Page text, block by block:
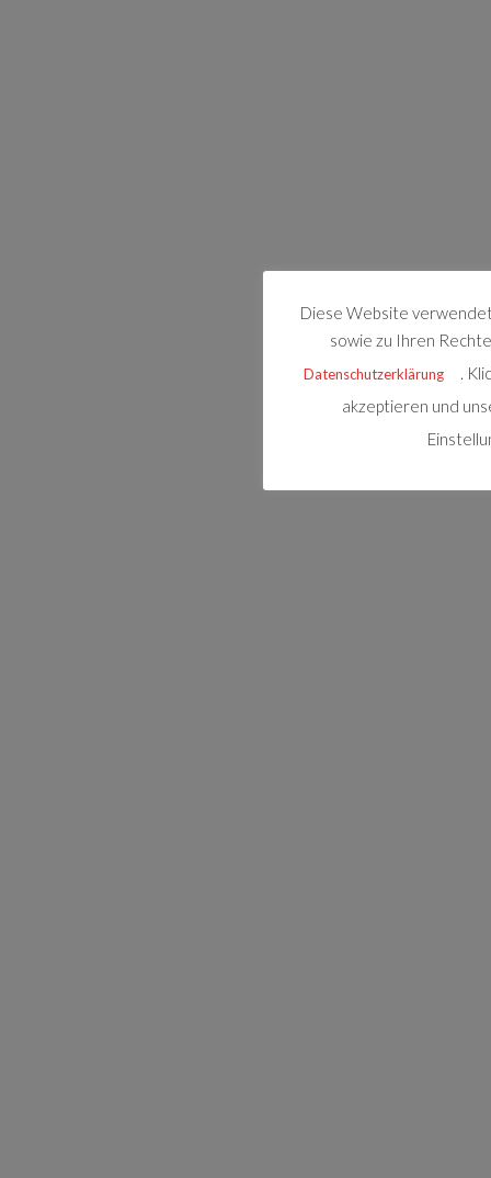
Diese Website
sowie zu Ihren
Datenschutzerklärung
.
akzeptieren und